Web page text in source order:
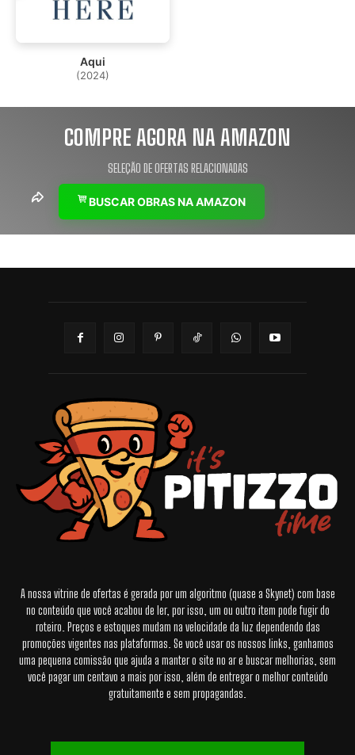
Aqui
(2024)
COMPRE AGORA NA AMAZON
SELEÇÃO DE OFERTAS RELACIONADAS
BUSCAR OBRAS NA AMAZON
A nossa vitrine de ofertas é gerada por um algoritmo (quase a Skynet) com base
no conteúdo que você acabou de ler, por isso, um ou outro item pode fugir do
roteiro. Preços e estoques mudam na velocidade da luz dependendo das
promoções vigentes nas plataformas. Se você usar os nossos links, ganhamos
uma pequena comissão que ajuda a manter o site no ar e buscar melhorias, sem
você pagar um centavo a mais por isso, além de entregar o melhor conteúdo
gratuitamente e sem propagandas.